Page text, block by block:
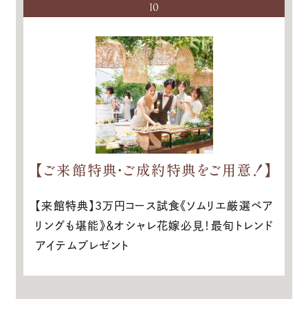
10
【ご来館特典・ご成約特典をご用意！】
【来館特典】3万円コース試食《ソムリエ厳選ペア
リングも堪能》＆オシャレ花嫁必見！最旬トレンド
アイテムプレゼント